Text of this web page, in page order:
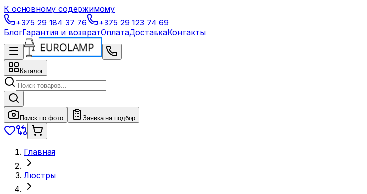
К основному содержимому
+375 29 184 37 76
+375 29 123 74 69
БлогГарантия и возвратОплатаДоставкаКонтакты
Каталог
Поиск по фото Заявка на подбор
Главная
Люстры